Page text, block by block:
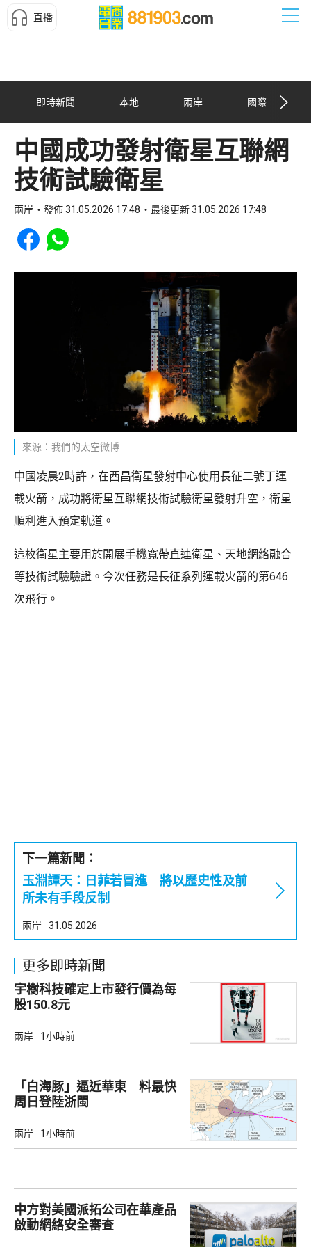
直播
即時新聞 本地 兩岸 國際
中國成功發射衛星互聯網
技術試驗衛星
兩岸 發佈 31.05.2026 17:48 最後更新 31.05.2026 17:48
Share to Facebook
Share to WhatsApp
來源：我們的太空微博
中國凌晨2時許，在西昌衛星發射中心使用長征二號丁運
載火箭，成功將衛星互聯網技術試驗衛星發射升空，衛星
順利進入預定軌道。
這枚衛星主要用於開展手機寬帶直連衛星、天地網絡融合
等技術試驗驗證。今次任務是長征系列運載火箭的第646
次飛行。
下一篇新聞：
玉淵譚天：日菲若冒進 將以歷史性及前
所未有手段反制
兩岸 31.05.2026
更多即時新聞
宇樹科技確定上市發行價為每
股150.8元
兩岸 1小時前
「白海豚」逼近華東 料最快
周日登陸浙閩
兩岸 1小時前
中方對美國派拓公司在華產品
啟動網絡安全審查